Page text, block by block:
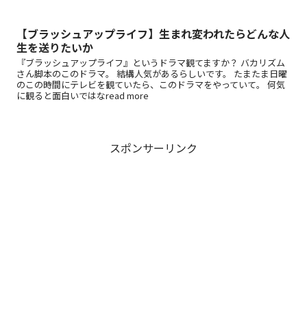
【ブラッシュアップライフ】生まれ変われたらどんな人
生を送りたいか
『ブラッシュアップライフ』というドラマ観てますか？ バカリズム
さん脚本のこのドラマ。 結構人気があるらしいです。 たまたま日曜
のこの時間にテレビを観ていたら、このドラマをやっていて。 何気
に観ると面白いではなread more
スポンサーリンク